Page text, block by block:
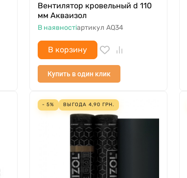
Вентилятор кровельный d 110
мм Акваизол
В наявностіартикул AQ34
В корзину
Купить в один клик
- 5% ВЫГОДА 4,90 ГРН.